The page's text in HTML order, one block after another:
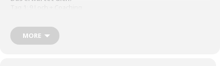
Feierabend im Hotel
Tag 2: Auf dem Rückweg Richtung Innsbruck nochmal 9 Loch
MORE